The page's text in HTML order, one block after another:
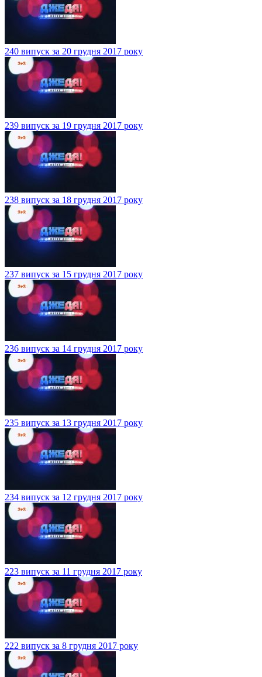
240 випуск за 20 грудня 2017 року
239 випуск за 19 грудня 2017 року
238 випуск за 18 грудня 2017 року
237 випуск за 15 грудня 2017 року
236 випуск за 14 грудня 2017 року
235 випуск за 13 грудня 2017 року
234 випуск за 12 грудня 2017 року
223 випуск за 11 грудня 2017 року
222 випуск за 8 грудня 2017 року